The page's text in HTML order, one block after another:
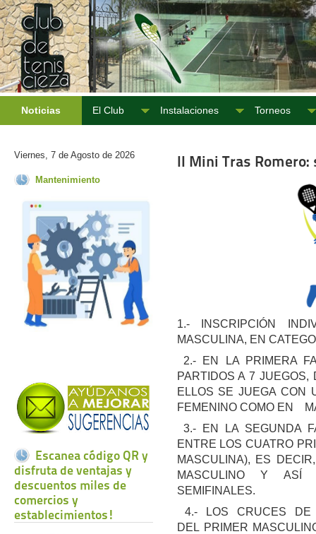
Noticias El Club Instalaciones Torneos
Viernes, 7 de Agosto de 2026
Mantenimiento
Escanea código QR y
disfruta de ventajas y
descuentos miles de
comercios y
establecimientos!
II Mini Tras
1.- INSCRIPCIÓN
MASCULINA, EN
2.- EN LA PRIMERA
PARTIDOS A 7
ELLOS SE JUEGA CON
FEMENINO COMO EN
3.- EN LA SEGUNDA
ENTRE LOS CUATRO
MASCULINA), ES
MASCULINO Y ASÍ
SEMIFINALES.
4.- LOS CRUCES DE
DEL PRIMER